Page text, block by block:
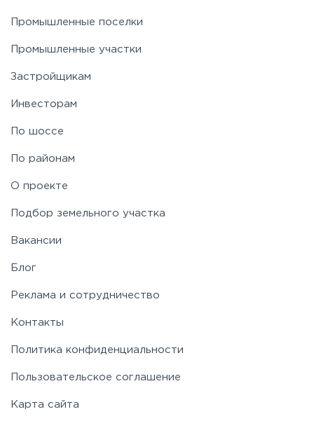
Ярославское
Промышленные поселки
Промышленные участки
Застройщикам
Инвесторам
По шоссе
По районам
О проекте
Подбор земельного участка
Вакансии
Блог
Реклама и сотрудничество
Контакты
Политика конфиденциальности
Пользовательское соглашение
Карта сайта